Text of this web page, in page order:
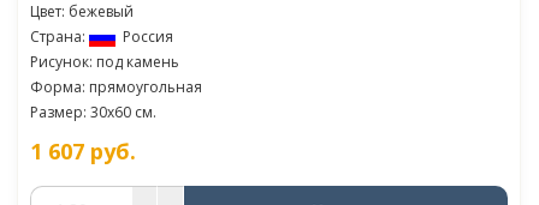
Цвет: бежевый
Страна:
Россия
Рисунок: под камень
Форма: прямоугольная
Размер: 30x60 см.
1 607 руб.